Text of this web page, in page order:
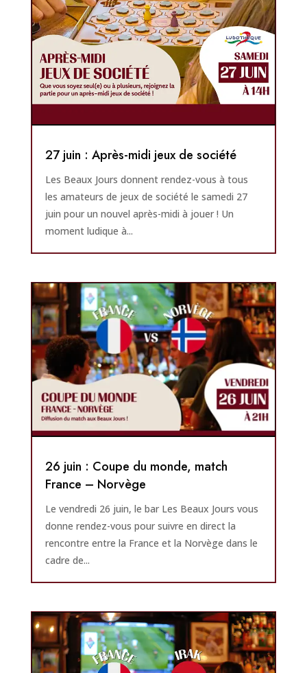
27 juin : Après-midi jeux de société
Les Beaux Jours donnent rendez-vous à tous
les amateurs de jeux de société le samedi 27
juin pour un nouvel après-midi à jouer ! Un
moment ludique à...
26 juin : Coupe du monde, match
France – Norvège
Le vendredi 26 juin, le bar Les Beaux Jours vous
donne rendez-vous pour suivre en direct la
rencontre entre la France et la Norvège dans le
cadre de...